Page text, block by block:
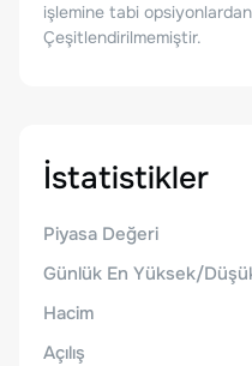
işlemine tabi
Çeşitlendirilmemiştir.
İstatistikler
Piyasa Değeri
Günlük En Yüksek/
Hacim
Açılış